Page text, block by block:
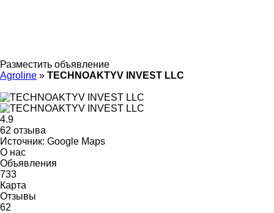
Разместить объявление
Agroline » TECHNOAKTYV INVEST LLC
4.9
62 отзыва
Источник: Google Maps
О нас
Объявления
733
Карта
Отзывы
62